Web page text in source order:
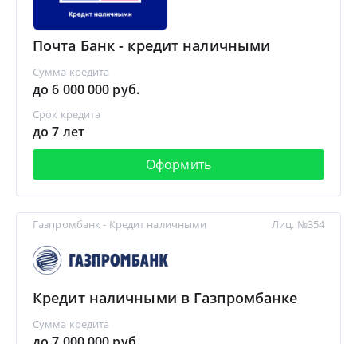
Почта Банк - кредит наличными
Сумма кредита
до 6 000 000 руб.
Срок кредита
до 7 лет
Оформить
Газпромбанк - Кредит наличными
Кредит наличными в Газпромбанке
Сумма кредита
Лиц. №354